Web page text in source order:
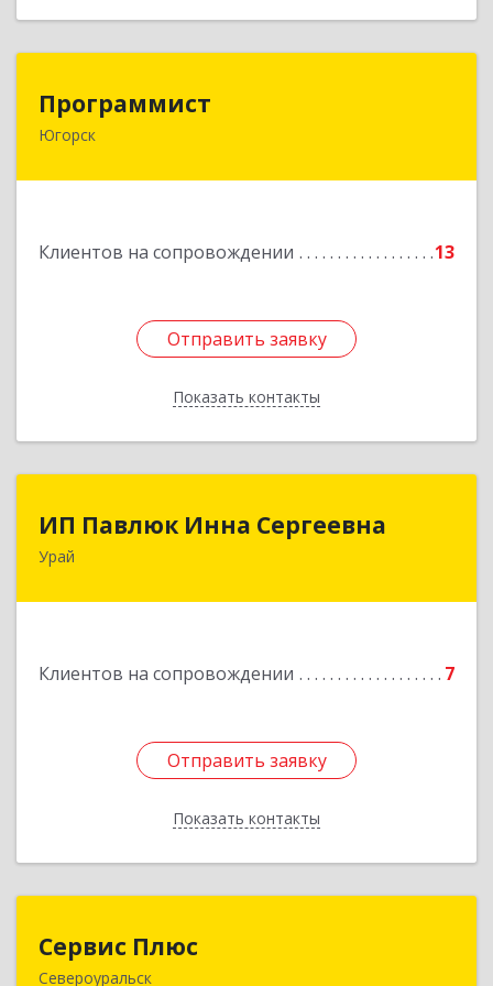
Программист
Югорск
Клиентов на сопровождении 13
Отправить заявку
Показать контакты
628264, Ханты-Мансийский Автономный округ
Подробнее
Отправить заявку
Назад
ИП Павлюк Инна Сергеевна
Урай
Клиентов на сопровождении 7
Отправить заявку
Показать контакты
628284, Ханты-Мансийский Автономный округ
Отправить заявку
Назад
Сервис Плюс
Североуральск